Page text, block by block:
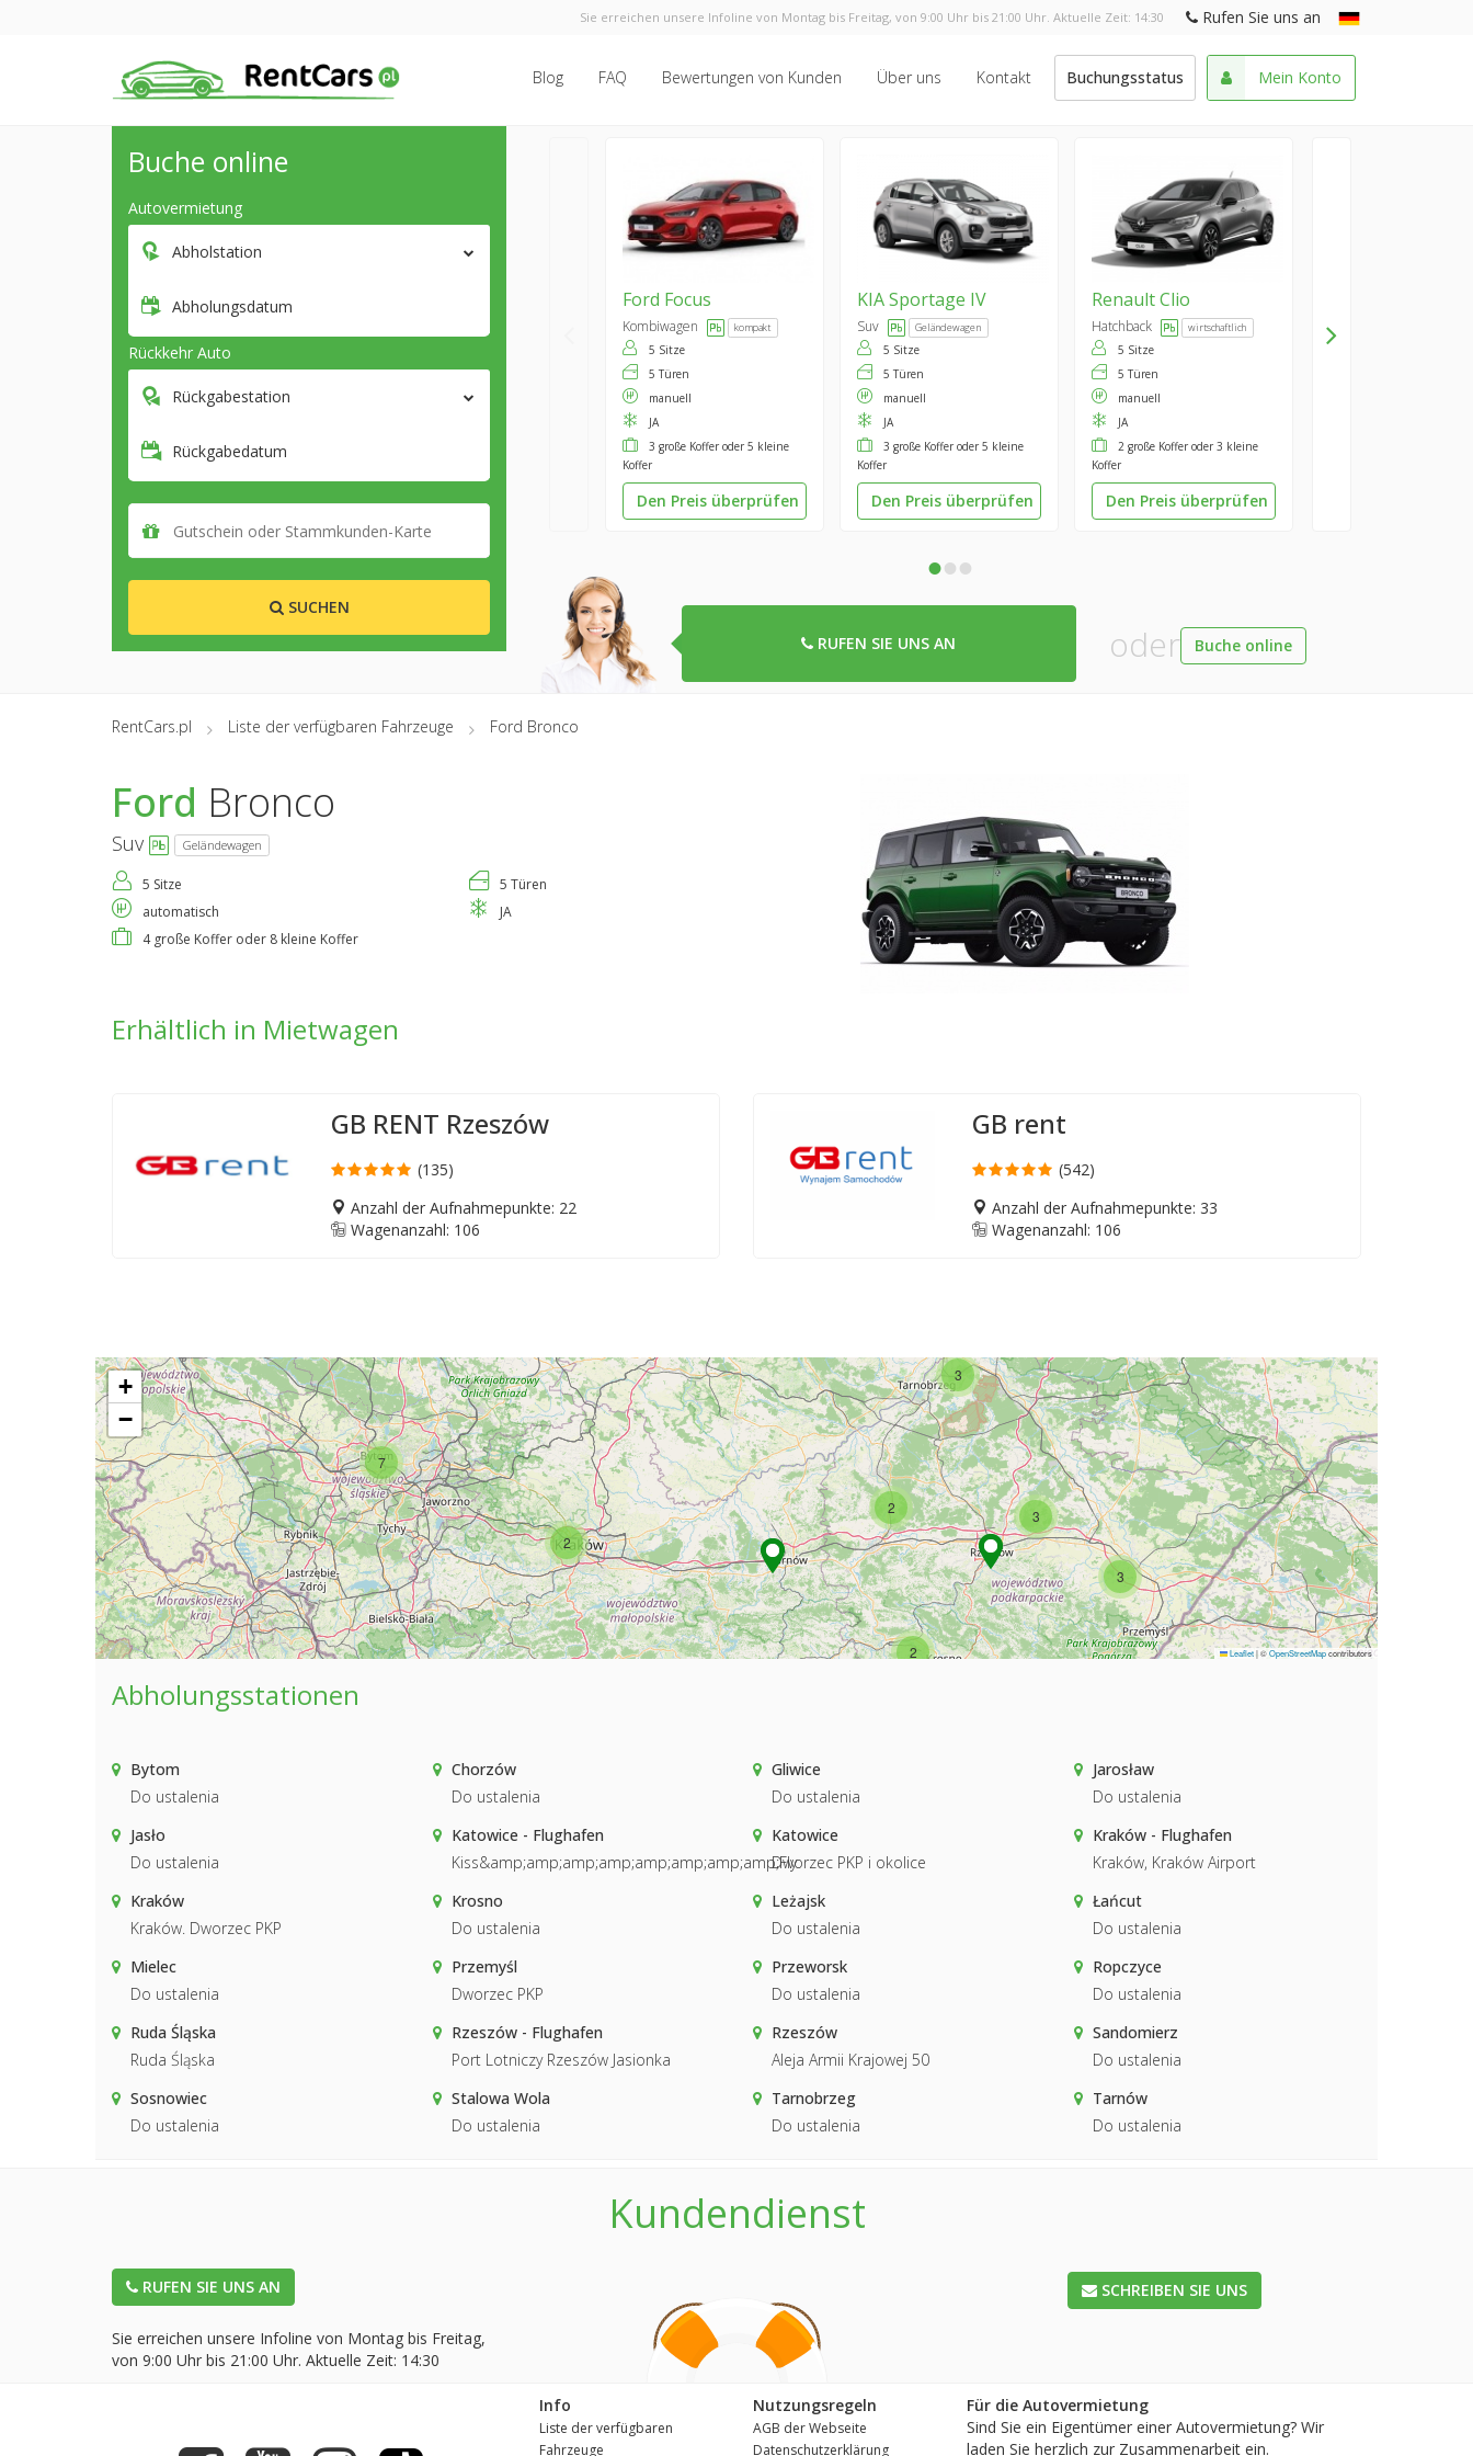
Sie erreichen unsere Infoline von Montag bis Freitag, von 9:00 Uhr bis 21:00 Uhr. Aktuelle Zeit: 14:30 Rufen Sie uns an
Blog FAQ Bewertungen von Kunden Über uns Kontakt Buchungsstatus Mein Konto
Buche online
Autovermietung
Abholstation
Abholungsdatum
Rückkehr Auto
Rückgabestation
Rückgabedatum
SUCHEN
Ford Focus
Kombiwagen kompakt
5 Sitze
5 Türen
manuell
JA
3 große Koffer oder 5 kleine
Koffer
Den Preis überprüfen
KIASportage IV
Suv Geländewagen
5 Sitze
5 Türen
manuell
JA
3 große Koffer oder 5 kleine
Koffer
Den Preis überprüfen
RenaultClio
Hatchback wirtschaftlich
5 Sitze
5 Türen
manuell
JA
2 große Koffer oder 3 kleine
Koffer
Den Preis überprüfen
•••
RUFEN SIE UNS AN oder Buche online
RentCars.pl Liste der verfügbaren Fahrzeuge Ford Bronco
Ford Bronco
Suv Geländewagen
5 Sitze
5 Türen
automatisch
JA
4 große Koffer oder 8 kleine Koffer
Erhältlich in Mietwagen
GB RENT Rzeszów
(135)
Anzahl der Aufnahmepunkte: 22
Wagenanzahl: 106
GB rent
(542)
Anzahl der Aufnahmepunkte: 33
Wagenanzahl: 106
3
3
3
2
2
2
7
+
−
Leaflet|©OpenStreetMapcontributors
Abholungsstationen
Bytom
Do ustalenia
Chorzów
Do ustalenia
Gliwice
Do ustalenia
Jarosław
Do ustalenia
Jasło
Do ustalenia
Katowice - Flughafen
Kiss&amp;amp;amp;amp;amp;amp;amp;amp;Fly
Katowice
Dworzec PKP i okolice
Kraków - Flughafen
Kraków, Kraków Airport
Kraków
Kraków. Dworzec PKP
Krosno
Do ustalenia
Leżajsk
Do ustalenia
Łańcut
Do ustalenia
Mielec
Do ustalenia
Przemyśl
Dworzec PKP
Przeworsk
Do ustalenia
Ropczyce
Do ustalenia
Ruda Śląska
Ruda Śląska
Rzeszów - Flughafen
Port Lotniczy Rzeszów Jasionka
Rzeszów
Aleja Armii Krajowej 50
Sandomierz
Do ustalenia
Sosnowiec
Do ustalenia
Stalowa Wola
Do ustalenia
Tarnobrzeg
Do ustalenia
Tarnów
Do ustalenia
Kundendienst
RUFEN SIE UNS AN
Sie erreichen unsere Infoline von Montag bis Freitag,
von 9:00 Uhr bis 21:00 Uhr. Aktuelle Zeit: 14:30
SCHREIBEN SIE UNS
Info
Liste der verfügbaren
Fahrzeuge
Nutzungsregeln
AGB der Webseite
Datenschutzerklärung
Für die Autovermietung
Sind Sie ein Eigentümer einer Autovermietung? Wir
laden Sie herzlich zur Zusammenarbeit ein.